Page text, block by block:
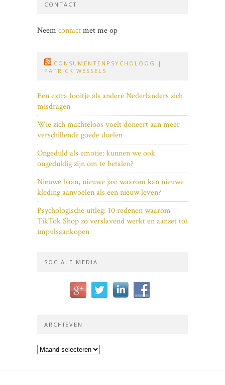
CONTACT
Neem contactmet me op
CONSUMENTENPSYCHOLOOG |
PATRICK WESSELS
Een extra fooitje als andere Nederlanders zich
misdragen
Wie zich machteloos voelt doneert aan meer
verschillende goede doelen
Ongeduld als emotie: kunnen we ook
ongeduldig zijn om te betalen?
Nieuwe baan, nieuwe jas: waarom kan nieuwe
kleding aanvoelen als een nieuw leven?
Psychologische uitleg: 10 redenen waarom
TikTok Shop zo verslavend werkt en aanzet tot
impulsaankopen
SOCIALE MEDIA
ARCHIEVEN
Archieven